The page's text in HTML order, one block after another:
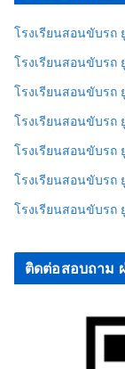
โรงเรียนสอนขับรถ
โรงเรียนสอนขับรถ
โรงเรียนสอนขับรถ
โรงเรียนสอนขับรถ
โรงเรียนสอนขับรถ
โรงเรียนสอนขับรถ
โรงเรียนสอนขับรถ
ติดต่อสอบถาม